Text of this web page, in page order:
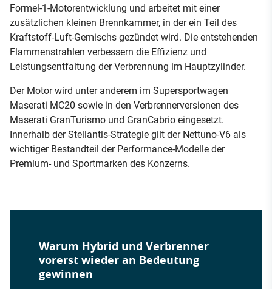
Formel-1-Motorentwicklung und arbeitet mit einer
zusätzlichen kleinen Brennkammer, in der ein Teil des
Kraftstoff-Luft-Gemischs gezündet wird. Die entstehenden
Flammenstrahlen verbessern die Effizienz und
Leistungsentfaltung der Verbrennung im Hauptzylinder.
Der Motor wird unter anderem im Supersportwagen
Maserati MC20 sowie in den Verbrennerversionen des
Maserati GranTurismo und GranCabrio eingesetzt.
Innerhalb der Stellantis-Strategie gilt der Nettuno-V6 als
wichtiger Bestandteil der Performance-Modelle der
Premium- und Sportmarken des Konzerns.
Warum Hybrid und Verbrenner
vorerst wieder an Bedeutung
gewinnen